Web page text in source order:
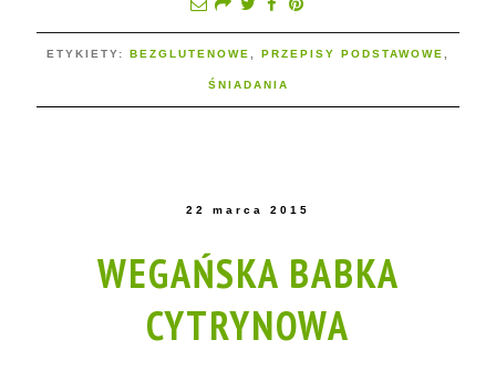
ETYKIETY: BEZGLUTENOWE PRZEPISY PODSTAWOWE
ŚNIADANIA
22 marca 2015
WEGAŃSKA BABKA
CYTRYNOWA